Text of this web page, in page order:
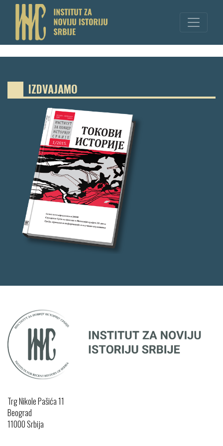
IZDVAJAMO
Trg Nikole Pašića 11
Beograd
11000 Srbijа